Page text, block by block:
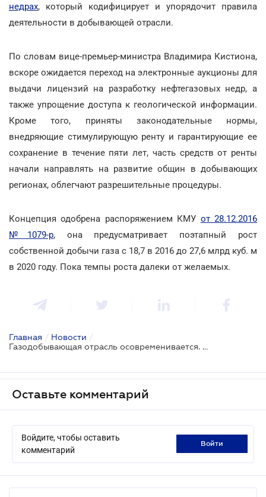
недрах, который кодифицирует и упорядочит правила
деятельности в добывающей отрасли.
По словам вице-премьер-министра Владимира Кистиона,
вскоре ожидается переход на электронные аукционы для
выдачи лицензий на разработку нефтегазовых недр, а
также упрощение доступа к геологической информации.
Кроме того, приняты законодательные нормы,
внедряющие стимулирующую ренту и гарантирующие ее
сохранение в течение пяти лет, часть средств от ренты
начали направлять на развитие общин в добывающих
регионах, облегчают разрешительные процедуры.
Концепция одобрена распоряжением КМУ от 28.12.2016
№1079-р, она предусматривает поэтапный рост
собственной добычи газа с 18,7 в 2016 до 27,6 млрд куб. м
в 2020 году. Пока темпы роста далеки от желаемых.
Главная / Новости /
Газодобывающая отрасль осовременивается. Пока на бумаге
Оставьте комментарий
Войдите, чтобы оставить
комментарий
войти